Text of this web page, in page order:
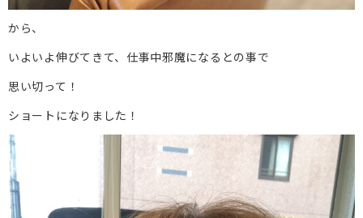
から、
いよいよ伸びてきて、仕事中邪魔になるとの事で
思い切って！
ショートになりました！